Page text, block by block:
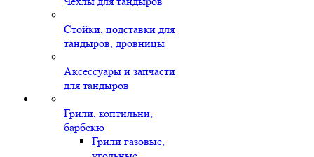
Стойки, подставки для
тандыров, дровницы
Аксессуары и запчасти
для тандыров
Грили, коптильни,
барбекю
Грили газовые,